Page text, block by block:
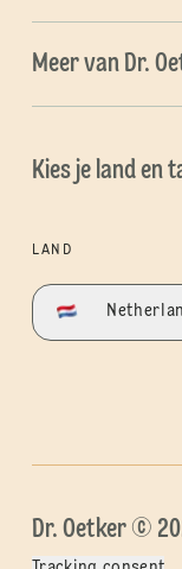
Meer van Dr.
Kies je land en
LAND
Dr. Oetker ©